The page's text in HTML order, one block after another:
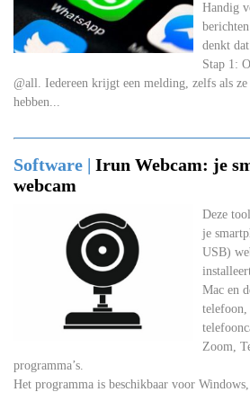
Handig
denkt
Stap 1:
@all. Iedereen krijgt een melding, zelfs als ze
hebben...
Software | Irun Webcam: je
webcam
Deze
je
USB)
Mac en
telefoon,
Zoom,
programma’s.
Het programma is beschikbaar voor